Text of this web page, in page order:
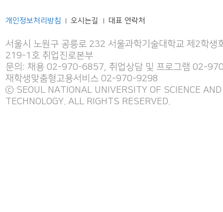
개인정보처리방침 | 오시는길 | 대표 연락처
서울시 노원구 공릉로 232 서울과학기술대학교 제2학생
219-1호 취업진로본부
문의: 채용 02-970-6857, 취업상담 및 프로그램 02-
재학생맞춤형고용서비스 02-970-9298
ⓒ SEOUL NATIONAL UNIVERSITY OF SCIENCE AND
TECHNOLOGY. ALL RIGHTS RESERVED.